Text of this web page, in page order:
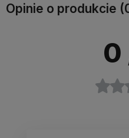
Opinie o produkcie
0